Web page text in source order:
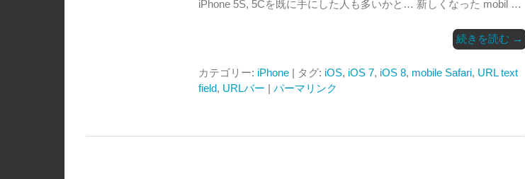
iPhone 5S, 5Cを既に手にした人も多いかと… 新しくなった mobil …
続きを読む →
カテゴリー: iPhone| タグ: iOS, iOS 7, iOS 8, mobile Safari, URL text
field, URLバー | パーマリンク